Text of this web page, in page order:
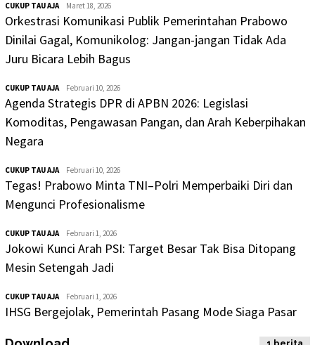
CUKUP TAU AJA Maret 18, 2026
Orkestrasi Komunikasi Publik Pemerintahan Prabowo
Dinilai Gagal, Komunikolog: Jangan-jangan Tidak Ada
Juru Bicara Lebih Bagus
CUKUP TAU AJA Februari 10, 2026
Agenda Strategis DPR di APBN 2026: Legislasi
Komoditas, Pengawasan Pangan, dan Arah Keberpihakan
Negara
CUKUP TAU AJA Februari 10, 2026
Tegas! Prabowo Minta TNI–Polri Memperbaiki Diri dan
Mengunci Profesionalisme
CUKUP TAU AJA Februari 1, 2026
Jokowi Kunci Arah PSI: Target Besar Tak Bisa Ditopang
Mesin Setengah Jadi
CUKUP TAU AJA Februari 1, 2026
IHSG Bergejolak, Pemerintah Pasang Mode Siaga Pasar